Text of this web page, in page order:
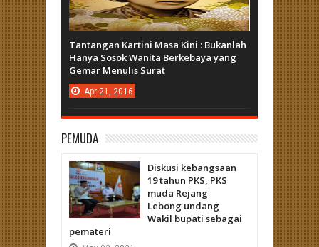
Tantangan Kartini Masa Kini : Bukanlah
Hanya Sosok Wanita Berkebaya yang
Gemar Menulis Surat
Apr 21, 2016
PEMUDA
Diskusi kebangsaan
19 tahun PKS, PKS
muda Rejang
Lebong undang
Wakil bupati sebagai
pemateri